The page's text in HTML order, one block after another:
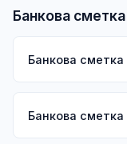
Банкова
Банкова
Банкова